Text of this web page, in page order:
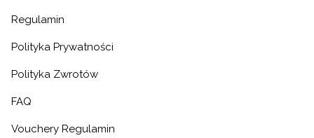
Regulamin
Polityka Prywatności
Polityka Zwrotów
FAQ
Vouchery Regulamin